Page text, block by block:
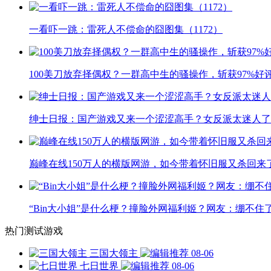
一看吓一跳：雷死人不偿命的囧图集（1172）
100美刀放弃择偶权？一群高中生的骚操作，斩获97%好
绅士日报：国产游戏又来一个涩涩高手？女反派太迷人了
巅峰在线150万人的横版网游，如今带着怀旧服又杀回来
“Bin大小姐”是什么梗？撞脸外网福利姬？网友：绷不住
热门测试游戏
三国大领主
08-06
七日世界
08-06